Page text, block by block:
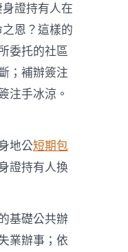
身證持有人在
恩？這樣的
委托的社區
；補辦簽注
注手冰涼。
地公短期包
證持有人換
基礎公共辦
業辦事；依